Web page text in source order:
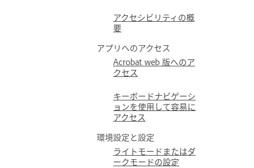
アクセシビリティの概
要
アプリへのアクセス
Acrobat web 版へのア
クセス
キーボードナビゲーシ
ョンを使用して容易に
アクセス
環境設定と設定
ライトモードまたはダ
ークモードの設定